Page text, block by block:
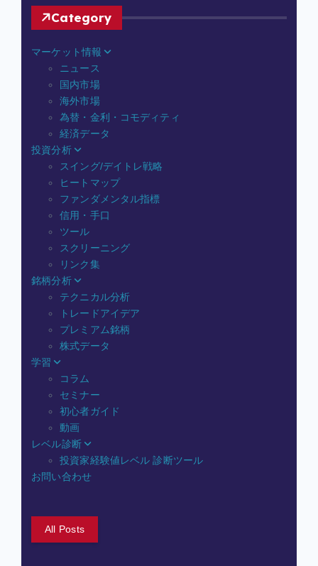
Category
マーケット情報
ニュース
国内市場
海外市場
為替・金利・コモディティ
経済データ
投資分析
スイング/デイトレ戦略
ヒートマップ
ファンダメンタル指標
信用・手口
ツール
スクリーニング
リンク集
銘柄分析
テクニカル分析
トレードアイデア
プレミアム銘柄
株式データ
学習
コラム
セミナー
初心者ガイド
動画
レベル診断
投資家経験値レベル 診断ツール
お問い合わせ
All Posts